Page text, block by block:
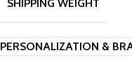
SHIPPING WEIGHT
PERSONALIZATION &